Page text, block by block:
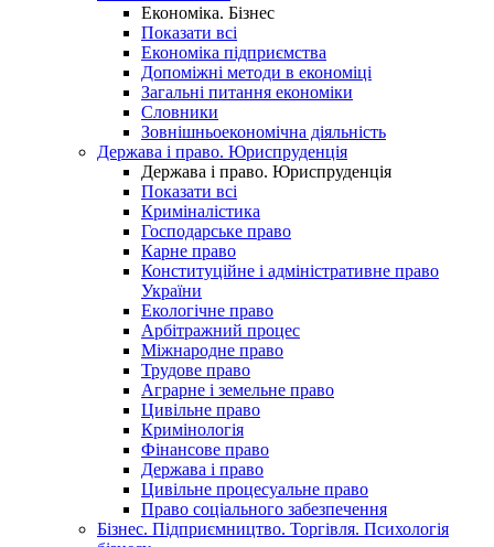
Економіка. Бізнес
Показати всі
Економіка підприємства
Допоміжні методи в економіці
Загальні питання економіки
Словники
Зовнішньоекономічна діяльність
Держава і право. Юриспруденція
Держава і право. Юриспруденція
Показати всі
Криміналістика
Господарське право
Карне право
Конституційне і адміністративне право
України
Екологічне право
Арбітражний процес
Міжнародне право
Трудове право
Аграрне і земельне право
Цивільне право
Кримінологія
Фінансове право
Держава і право
Цивільне процесуальне право
Право соціального забезпечення
Бізнес. Підприємництво. Торгівля. Психологія